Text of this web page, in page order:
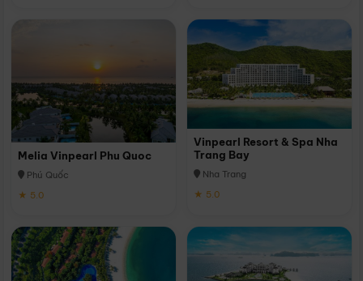
Melia Vinpearl Phu Quoc
Phú Quốc
★ 5.0
Vinpearl Resort & Spa Nha
Trang Bay
Nha Trang
★ 5.0